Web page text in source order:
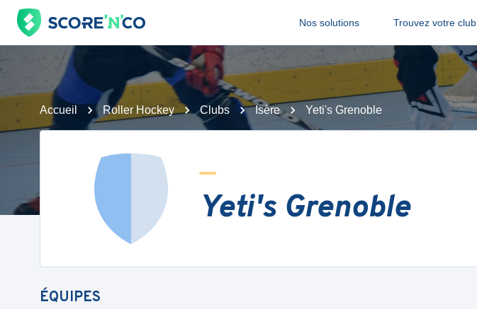
Nos solutions Trouvez votre club
Accueil Roller Hockey Clubs Isère Yeti's Grenoble
Yeti's Grenoble
ÉQUIPES